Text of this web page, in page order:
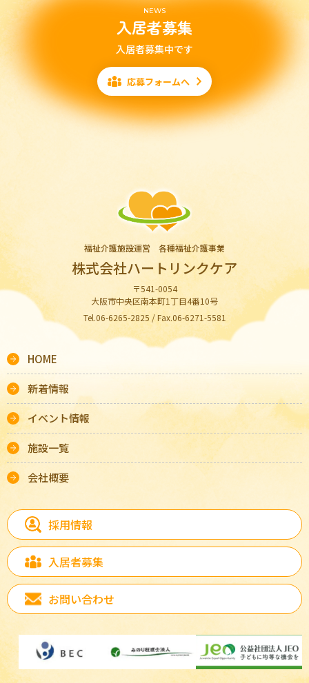
NEWS
入居者募集
入居者募集中です
応募フォームへ
福祉介護施設運営 各種福祉介護事業
株式会社ハートリンクケア
〒541-0054
大阪市中央区南本町1丁目4番10号
Tel.06-6265-2825 / Fax.06-6271-5581
HOME
新着情報
イベント情報
施設一覧
会社概要
採用情報
入居者募集
お問い合わせ